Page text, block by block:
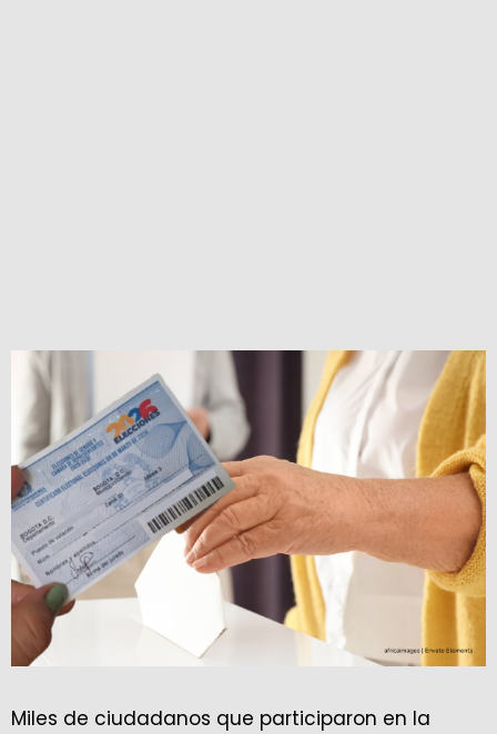
Miles de ciudadanos que participaron en la